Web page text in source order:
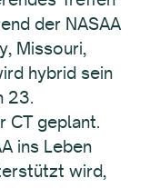
der NASAA
Missouri,
hybrid sein
23.
CT geplant.
ins Leben
wird,